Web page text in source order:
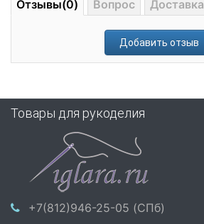
Отзывы(0) Вопрос Доставка
Добавить отзыв
Товары для рукоделия
+7(812)946-25-05 (СПб)